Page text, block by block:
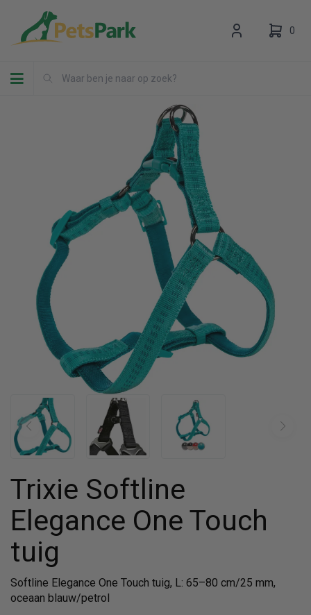
Toggle navigation
0
Uw winkelwagen is leeg.
Vul hem met producten.
Trixie Softline
Elegance One Touch
tuig
Softline Elegance One Touch tuig, L: 65–80 cm/25 mm,
oceaan blauw/petrol